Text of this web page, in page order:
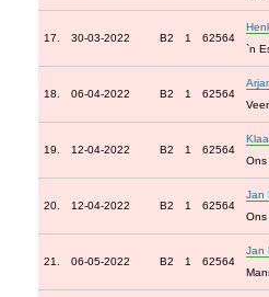
17. 30-03-2022 B2 1 62564
`n
18. 06-04-2022 B2 1 62564
19. 12-04-2022 B2 1 62564
Ons
20. 12-04-2022 B2 1 62564
Jan
Ons
21. 06-05-2022 B2 1 62564
Jan